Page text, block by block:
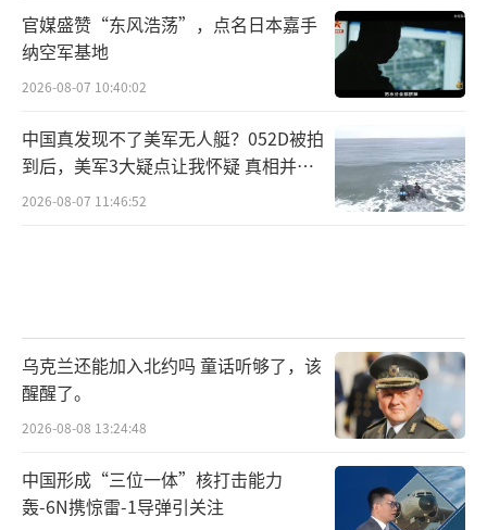
官媒盛赞“东风浩荡”，点名日本嘉手
纳空军基地
2026-08-07 10:40:02
中国真发现不了美军无人艇？052D被拍
到后，美军3大疑点让我怀疑 真相并非
如此
2026-08-07 11:46:52
乌克兰还能加入北约吗 童话听够了，该
醒醒了。
2026-08-08 13:24:48
中国形成“三位一体”核打击能力
轰-6N携惊雷-1导弹引关注